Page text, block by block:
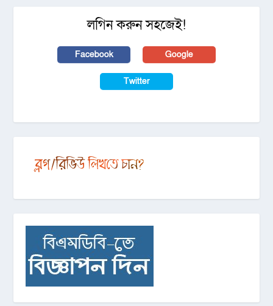
লগিন করুন সহজেই!
Facebook Google
Twitter